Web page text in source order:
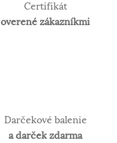
Certifikát
overené zákazníkmi
Darčekové balenie
a darček zdarma